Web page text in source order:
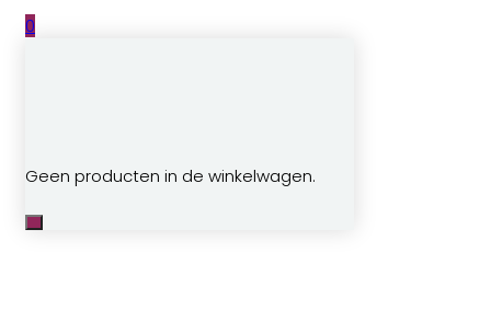
0
Geen producten in de winkelwagen.